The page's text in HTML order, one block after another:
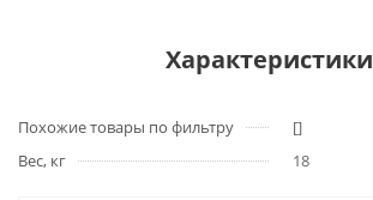
Характеристики
Похожие товары по фильтру
[]
Вес, кг
18